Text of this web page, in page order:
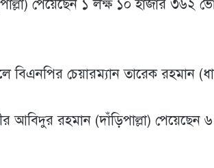
পেয়েছেন ১ লক্ষ ১০ হাজার ৩৬২
বিএনপির চেয়ারম্যান তারেক রহমান
আবিদুর রহমান (দাঁড়িপাল্লা)